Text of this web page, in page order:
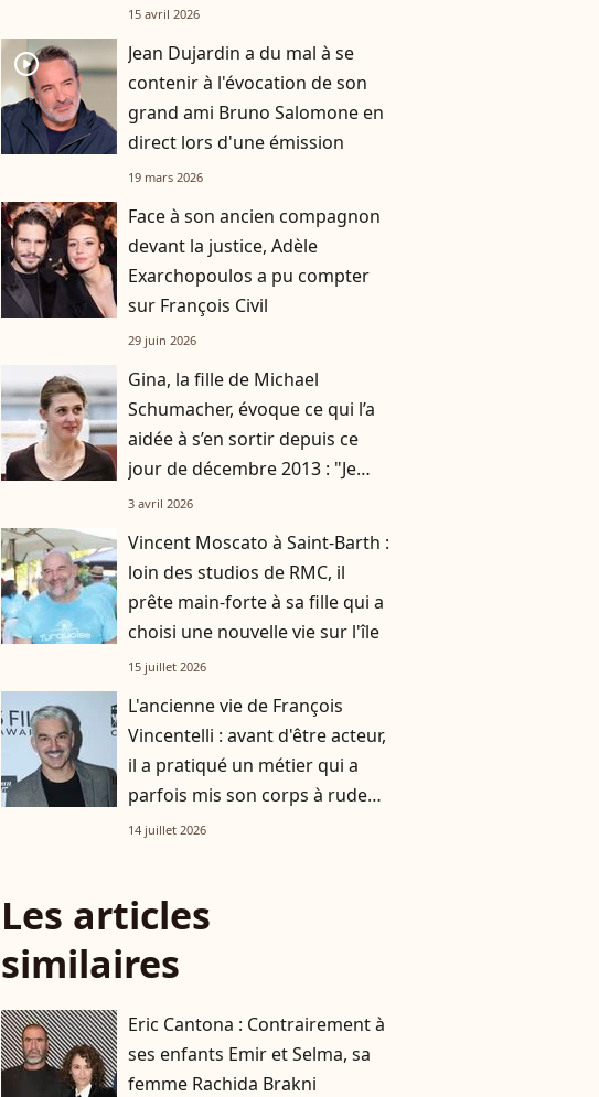
15 avril 2026
player2
Jean Dujardin a du mal à se
contenir à l'évocation de son
grand ami Bruno Salomone en
direct lors d'une émission
19 mars 2026
Face à son ancien compagnon
devant la justice, Adèle
Exarchopoulos a pu compter
sur François Civil
29 juin 2026
Gina, la fille de Michael
Schumacher, évoque ce qui l’a
aidée à s’en sortir depuis ce
jour de décembre 2013 : "Je
devais faire quelque chose"
3 avril 2026
Vincent Moscato à Saint-Barth :
loin des studios de RMC, il
prête main-forte à sa fille qui a
choisi une nouvelle vie sur l'île
15 juillet 2026
L'ancienne vie de François
Vincentelli : avant d'être acteur,
il a pratiqué un métier qui a
parfois mis son corps à rude
épreuve, la preuve en images
14 juillet 2026
Les articles
similaires
Eric Cantona : Contrairement à
ses enfants Emir et Selma, sa
femme Rachida Brakni